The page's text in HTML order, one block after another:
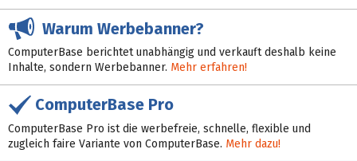
Warum Werbebanner?
ComputerBase berichtet unabhängig und verkauft deshalb keine
Inhalte, sondern Werbebanner. Mehr erfahren!
ComputerBase Pro
ComputerBase Pro ist die werbefreie, schnelle, flexible und
zugleich faire Variante von ComputerBase. Mehr dazu!